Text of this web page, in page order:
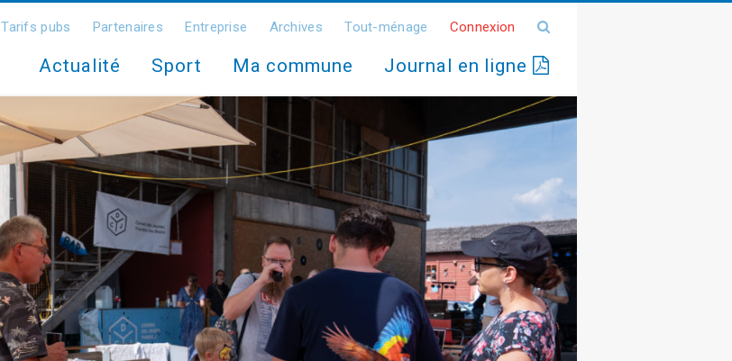
Tarifs pubs Partenaires Entreprise Archives Tout-ménage Connexion
Actualité Sport Ma commune Journal en ligne